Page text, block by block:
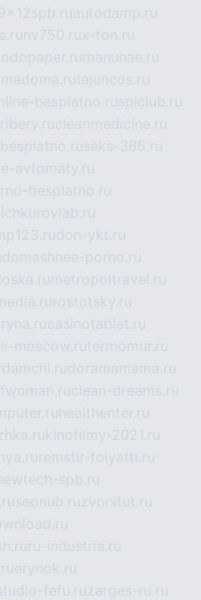
autodamp.ru
nv750.rux-ton.ru
manunae.ru
madoma.rutajuncos.ru
besplatno.rusplclub.ru
ribery.rucleanmedicine.ru
seks-365.ru
avtomaty.ru
besplatno.ru
don-ykt.ru
domashnee-porno.ru
metropoltravel.ru
rostotsky.ru
casinotablet.ru
moscow.rutermomur.ru
doramamama.ru
clean-dreams.ru
healthenter.ru
kinofilmy-2021.ru
remstir-tolyatti.ru
newtech-spb.ru
seonub.ruzvonitut.ru
ru-industria.ru
erynok.ru
fefu.ruzarges-ru.ru